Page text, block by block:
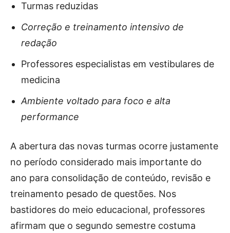
Turmas reduzidas
Correção e treinamento intensivo de
redação
Professores especialistas em vestibulares de
medicina
Ambiente voltado para foco e alta
performance
A abertura das novas turmas ocorre justamente
no período considerado mais importante do
ano para consolidação de conteúdo, revisão e
treinamento pesado de questões. Nos
bastidores do meio educacional, professores
afirmam que o segundo semestre costuma